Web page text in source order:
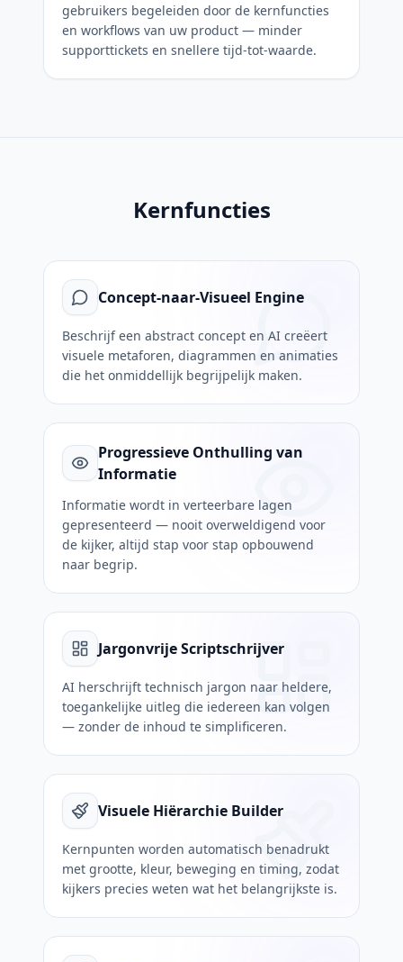
gebruikers begeleiden door de kernfuncties
en workflows van uw product — minder
supporttickets en snellere tijd-tot-waarde.
Kernfuncties
Concept-naar-Visueel Engine
Beschrijf een abstract concept en AI creëert
visuele metaforen, diagrammen en animaties
die het onmiddellijk begrijpelijk maken.
Progressieve Onthulling van
Informatie
Informatie wordt in verteerbare lagen
gepresenteerd — nooit overweldigend voor
de kijker, altijd stap voor stap opbouwend
naar begrip.
Jargonvrije Scriptschrijver
AI herschrijft technisch jargon naar heldere,
toegankelijke uitleg die iedereen kan volgen
— zonder de inhoud te simplificeren.
Visuele Hiërarchie Builder
Kernpunten worden automatisch benadrukt
met grootte, kleur, beweging en timing, zodat
kijkers precies weten wat het belangrijkste is.